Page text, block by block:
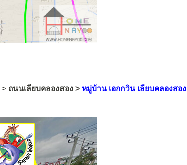
> ถนนเลียบคลองสอง > หมู่บ้าน เอกกวิน เลียบคลองสอง